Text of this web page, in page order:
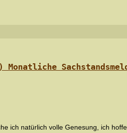
ich natürlich volle Genesung, ich